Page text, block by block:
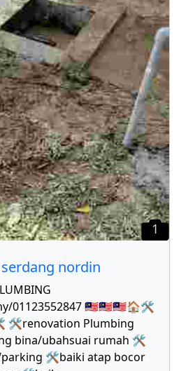
1
nordin
01123552847 🇲🇾🇲🇾🇲🇾🏠🛠
Plumbing
bina/ubahsuai rumah 🛠
parking 🛠baiki atap bocor